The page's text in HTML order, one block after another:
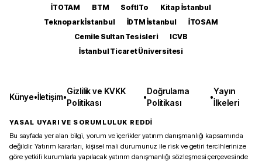
İTOTAM BTM SoftITo
Kitap İstanbul
Teknopark İstanbul
İDTM İstanbul
İTOSAM
Cemile Sultan Tesisleri
ICVB
İstanbul Ticaret Üniversitesi
Künye•İletişim•
Gizlilik ve KVKK
Politikası
•
Doğrulama
Politikası
•
Yayın
İlkeleri
YASAL UYARI VE SORUMLULUK REDDİ
Bu sayfada yer alan bilgi, yorum ve içerikler yatırım danışmanlığı kapsamında
değildir. Yatırım kararları, kişisel mali durumunuz ile risk ve getiri tercihlerinize
göre yetkili kurumlarla yapılacak yatırım danışmanlığı sözleşmesi çerçevesinde